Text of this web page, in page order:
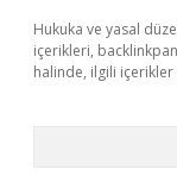
Hukuka ve yasal
içerikleri,
halinde, ilgili içerikler